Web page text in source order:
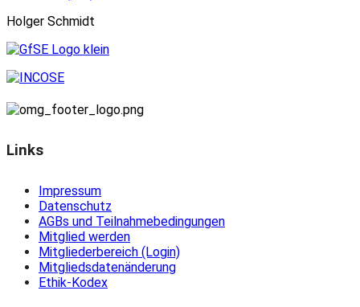
Holger Schmidt
Links
Impressum
Datenschutz
AGBs und Teilnahmebedingungen
Mitglied werden
Mitgliederbereich (Login)
Mitgliedsdatenänderung
Ethik-Kodex